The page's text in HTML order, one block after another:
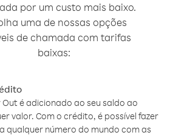
por um custo mais baixo.
uma de nossas opções
de chamada com tarifas
baixas:
é adicionado ao seu saldo ao
valor. Com o crédito, é possível fazer
qualquer número do mundo com as